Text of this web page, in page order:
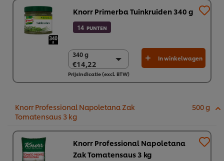
Knorr Primerba Tuinkruiden 340 g
14 PUNTEN
340 g
€14,22
340 g
€14,22
2 x 340 g
In winkelwagen
Prijsindicatie (excl. BTW)
Knorr Professional Napoletana Zak
Tomatensaus 3 kg
500 g
Knorr Professional Napoletana
Zak Tomatensaus 3 kg